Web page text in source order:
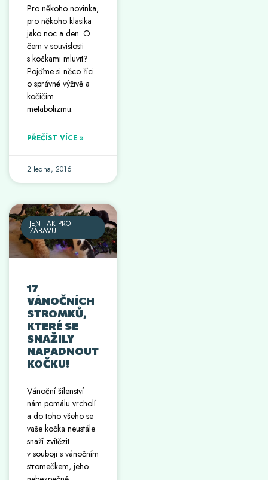
Pro někoho novinka,
pro někoho klasika
jako noc a den. O
čem v souvislosti
s kočkami mluvit?
Pojďme si něco říci
o správné výživě a
kočičím
metabolizmu.
PŘEČÍST VÍCE »
2 ledna, 2016
JEN TAK PRO
ZÁBAVU
17
VÁNOČNÍCH
STROMKŮ,
KTERÉ SE
SNAŽILY
NAPADNOUT
KOČKU!
Vánoční šílenství
nám pomálu vrcholí
a do toho všeho se
vaše kočka neustále
snaží zvítězit
v souboji s vánočním
stromečkem, jeho